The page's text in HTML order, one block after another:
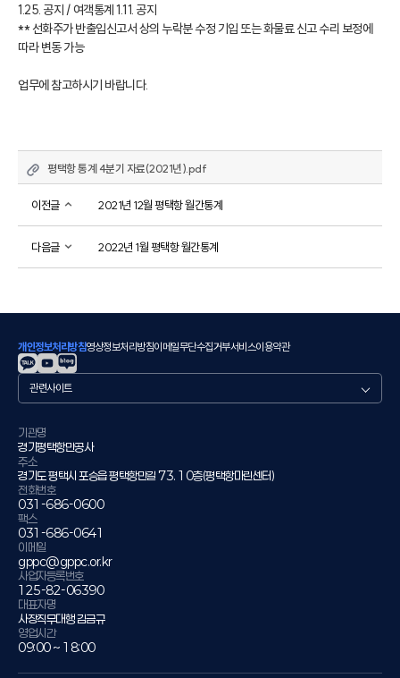
1.25. 공지 / 여객통계 1.11. 공지
** 선화주가 반출입신고서 상의 누락분 수정 기입 또는 화물료 신고 수리 보정에
따라 변동 가능
업무에 참고하시기 바랍니다.
평택항 통계 4분기 자료(2021년).pdf
이전글 2021년 12월 평택항 월간통계
다음글 2022년 1월 평택항 월간통계
개인정보처리방침영상정보처리방침이메일무단수집거부서비스이용약관
관
련
이
트
기관명
경기평택항만공사
주소
경기도 평택시 포승읍 평택항만길 73. 10층(평택항마린센터)
전화번호
031-686-0600
팩스
031-686-0641
이메일
gppc@gppc.or.kr
사업자등록번호
125-82-06390
대표자명
사장직무대행 김금규
영업시간
09:00 ~ 18:00